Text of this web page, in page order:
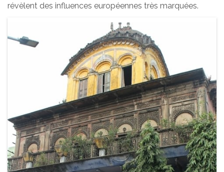
révèlent des influences européennes très marquées.